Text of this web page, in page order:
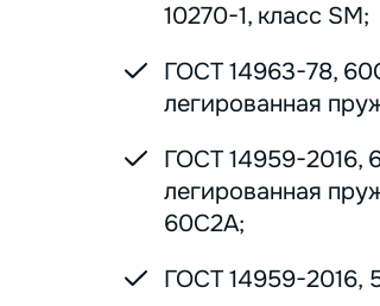
10270-1, класс SM;
ГОСТ 14963-78,
легированная
ГОСТ 14959-2016,
легированная
60С2А;
ГОСТ 14959-2016,